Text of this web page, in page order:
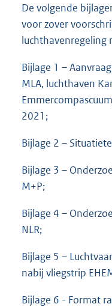
De volgende
voor zover
luchthavenregeling
Bijlage 1 –
MLA, luchthaven
2021;
Bijlage 2 –
Bijlage 3 –
M+P;
Bijlage 4 –
NLR;
Bijlage 5 –
nabij vliegstrip
Bijlage 6 - Format